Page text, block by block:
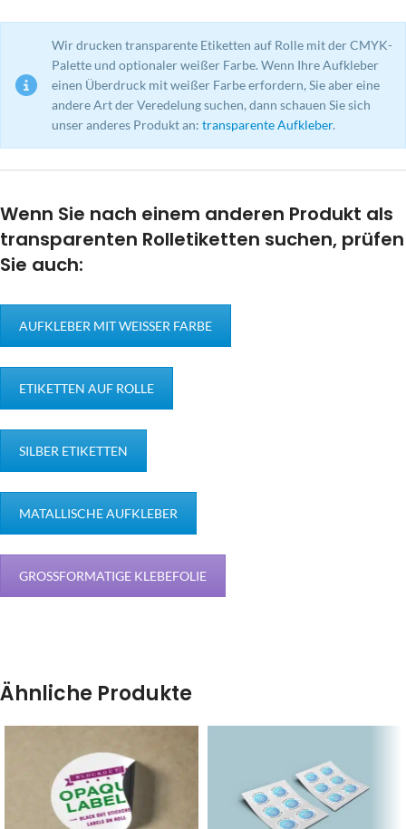
Wir drucken transparente Etiketten auf Rolle mit der CMYK-
Palette und optionaler weißer Farbe. Wenn Ihre Aufkleber
einen Überdruck mit weißer Farbe erfordern, Sie aber eine
andere Art der Veredelung suchen, dann schauen Sie sich
unser anderes Produkt an: transparente Aufkleber.
Wenn Sie nach einem anderen Produkt als
transparenten Rolletiketten suchen, prüfen
Sie auch:
AUFKLEBER MIT WEISSER FARBE
ETIKETTEN AUF ROLLE
SILBER ETIKETTEN
MATALLISCHE AUFKLEBER
GROSSFORMATIGE KLEBEFOLIE
Ähnliche Produkte